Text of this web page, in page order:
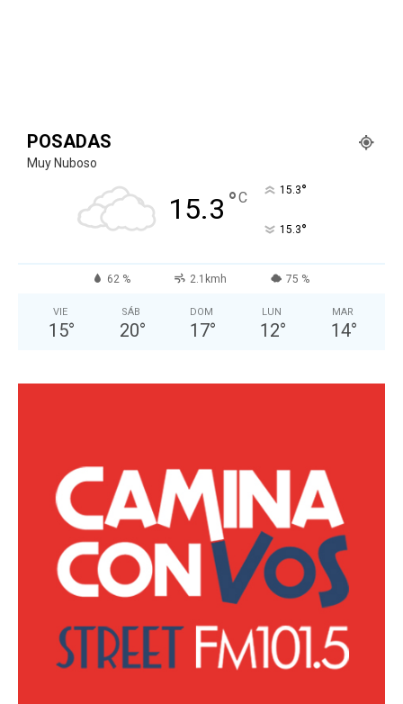
POSADAS
Muy Nuboso
15.3 °C 15.3°
15.3°
62 % 2.1kmh 75 %
VIE
15°
SÁB
20°
DOM
17°
LUN
12°
MAR
14°